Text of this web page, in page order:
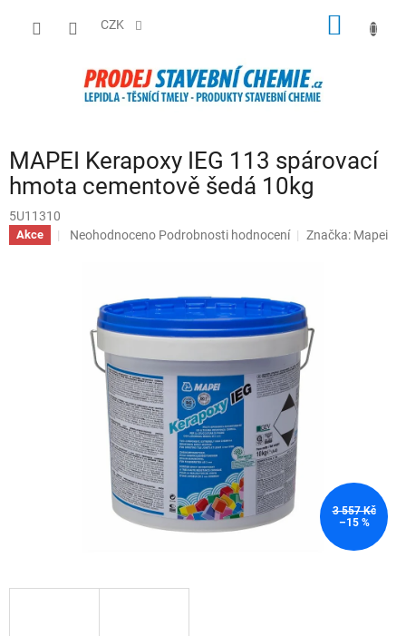
CZK
MAPEI Kerapoxy IEG 113 spárovací
hmota cementově šedá 10kg
5U11310
Akce
Průměrné
hvězdiček.
Neohodnoceno Podrobnosti hodnocení Značka: Mapei
3 557 Kč
–15 %